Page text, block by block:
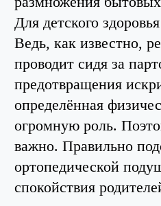
Для детского
Ведь, как известно,
проводит сидя за
предотвращения
определённая
огромную роль.
важно. Правильно
ортопедической
спокойствия